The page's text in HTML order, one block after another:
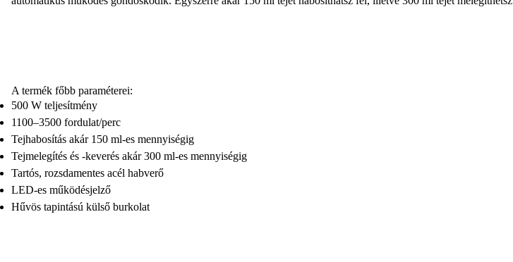
A termék főbb paraméterei:
500 W teljesítmény
1100–3500 fordulat/perc
Tejhabosítás akár 150 ml-es mennyiségig
Tejmelegítés és -keverés akár 300 ml-es mennyiségig
Tartós, rozsdamentes acél habverő
LED-es működésjelző
Hűvös tapintású külső burkolat